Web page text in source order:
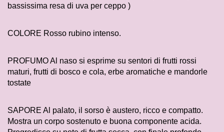
bassissima resa di uva per ceppo )
COLORE Rosso rubino intenso.
PROFUMO Al naso si esprime su sentori di frutti rossi
maturi, frutti di bosco e cola, erbe aromatiche e mandorle
tostate
SAPORE Al palato, il sorso è austero, ricco e compatto.
Mostra un corpo sostenuto e buona componente acida.